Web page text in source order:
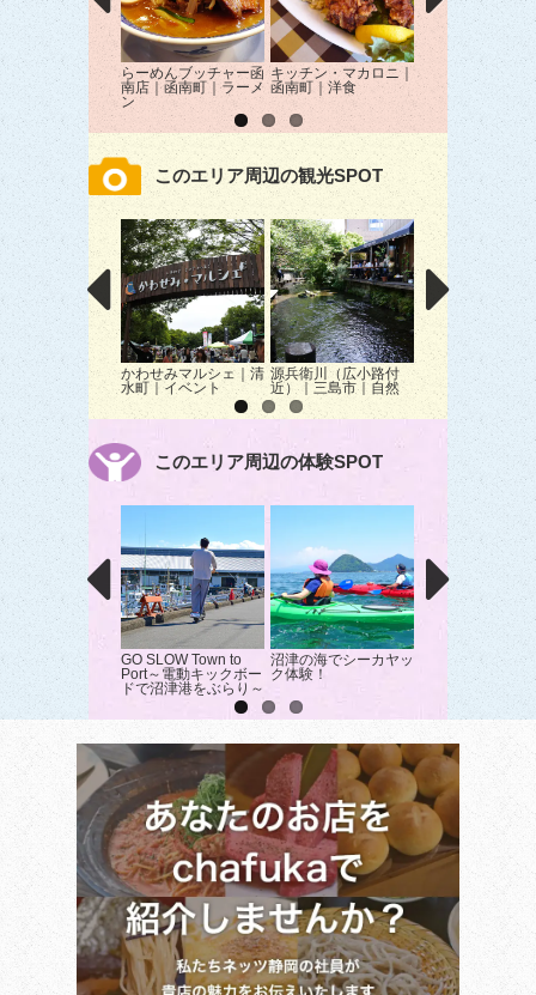
らーめんブッチャー函
南店｜函南町｜ラーメ
ン
キッチン・マカロニ｜
函南町｜洋食
焼肉レストラン
三島市｜焼肉
このエリア周辺の観光SPOT
かわせみマルシェ｜清
水町｜イベント
源兵衛川（広小路付
近）｜三島市｜自然
三島梅花藻の里
市｜自然
このエリア周辺の体験SPOT
GO SLOW Town to
Port～電動キックボー
ドで沼津港をぶらり～
沼津の海でシーカヤッ
ク体験！
溶接のテーマパ
スツール作りを